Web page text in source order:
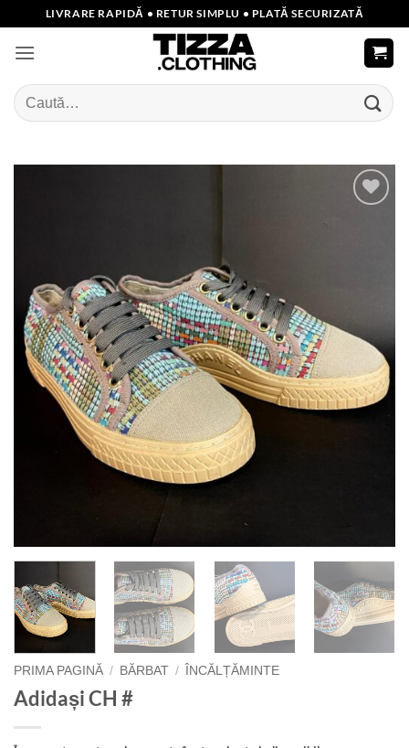
content
LIVRARE RAPIDĂ • RETUR SIMPLU • PLATĂ SECURIZATĂ
Caută
după:
PRIMA PAGINĂ / BĂRBAT / ÎNCĂLȚĂMINTE
Adidași CH #